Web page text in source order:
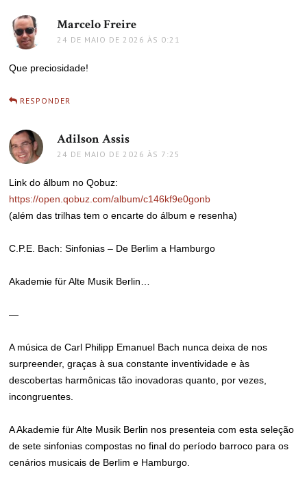
Marcelo Freire
24 DE MAIO DE 2026 ÀS 0:21
Que preciosidade!
RESPONDER
Adilson Assis
24 DE MAIO DE 2026 ÀS 7:25
Link do álbum no Qobuz:
https://open.qobuz.com/album/c146kf9e0gonb
(além das trilhas tem o encarte do álbum e resenha)
C.P.E. Bach: Sinfonias – De Berlim a Hamburgo
Akademie für Alte Musik Berlin…
—
A música de Carl Philipp Emanuel Bach nunca deixa de nos
surpreender, graças à sua constante inventividade e às
descobertas harmônicas tão inovadoras quanto, por vezes,
incongruentes.
A Akademie für Alte Musik Berlin nos presenteia com esta seleção
de sete sinfonias compostas no final do período barroco para os
cenários musicais de Berlim e Hamburgo.